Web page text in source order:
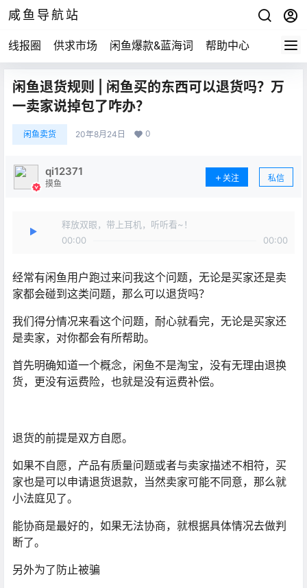
咸鱼导航站
线报圈 供求市场 闲鱼爆款&蓝海词 帮助中心
闲鱼退货规则 | 闲鱼买的东西可以退货吗？万
一卖家说掉包了咋办？
闲鱼卖货 20年8月24日 0
qi12371
摸鱼
关注 私信
释放双眼，带上耳机，听听看~！
00:00
00:00
经常有闲鱼用户跑过来问我这个问题，无论是买家还是卖
家都会碰到这类问题，那么可以退货吗？
我们得分情况来看这个问题，耐心就看完，无论是买家还
是卖家，对你都会有所帮助。
首先明确知道一个概念，闲鱼不是淘宝，没有无理由退换
货，更没有运费险，也就是没有运费补偿。
退货的前提是双方自愿。
如果不自愿，产品有质量问题或者与卖家描述不相符，买
家也是可以申请退货退款，当然卖家可能不同意，那么就
小法庭见了。
能协商是最好的，如果无法协商，就根据具体情况去做判
断了。
另外为了防止被骗